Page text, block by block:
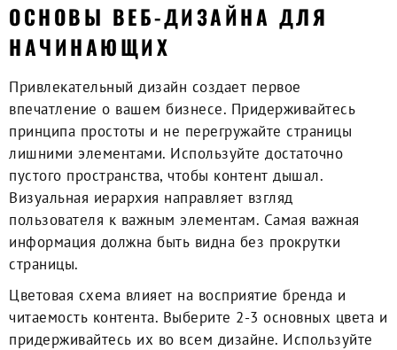
ОСНОВЫ ВЕБ-ДИЗАЙНА ДЛЯ
НАЧИНАЮЩИХ
Привлекательный дизайн создает первое
впечатление о вашем бизнесе. Придерживайтесь
принципа простоты и не перегружайте страницы
лишними элементами. Используйте достаточно
пустого пространства, чтобы контент дышал.
Визуальная иерархия направляет взгляд
пользователя к важным элементам. Самая важная
информация должна быть видна без прокрутки
страницы.
Цветовая схема влияет на восприятие бренда и
читаемость контента. Выберите 2-3 основных цвета и
придерживайтесь их во всем дизайне. Используйте